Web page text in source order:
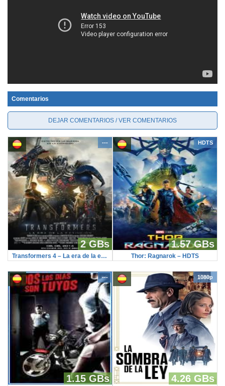
Comentarios
DEJAR COMENTARIOS / VER COMENTARIOS
---
2 GBs
Transformers 4 – La era de la extincion (TS-Screener)
HDTS
1.57 GBs
Thor: Ragnarok – HDTS
---
1.15 GBs
1080p
4.26 GBs